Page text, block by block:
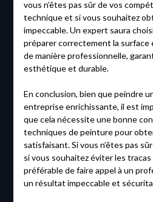
vous n’êtes pas sûr de vos
technique et si vous souhaitez
impeccable. Un expert saura
préparer correctement la surface
de manière professionnelle,
esthétique et durable.
En conclusion, bien que peindre
entreprise enrichissante, il est
que cela nécessite une bonne
techniques de peinture pour
satisfaisant. Si vous n’êtes pas
si vous souhaitez éviter les
préférable de faire appel à un
un résultat impeccable et